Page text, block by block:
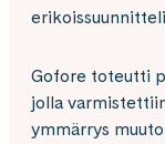
Gofore toteutti
jolla
ymmärrys